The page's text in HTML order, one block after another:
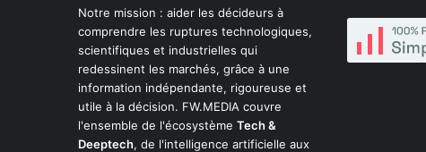
Notre mission : aider les décideurs à
comprendre les ruptures technologiques,
scientifiques et industrielles qui
redessinent les marchés, grâce à une
information indépendante, rigoureuse et
utile à la décision. FW.MEDIA couvre
l'ensemble de l'écosystème Tech &
Deeptech, de l'intelligence artificielle aux